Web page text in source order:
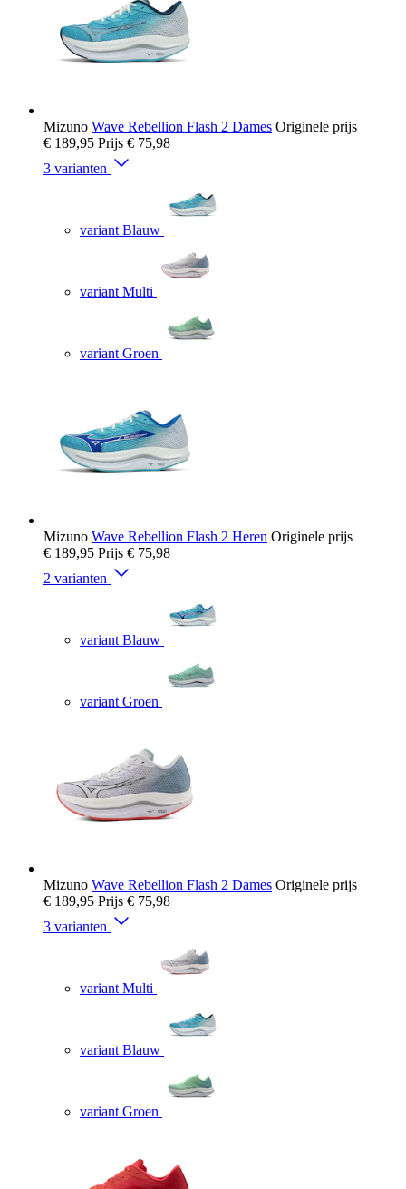
Mizuno Wave Rebellion Flash 2 Dames Originele prijs
€ 189,95 Prijs € 75,98
3 varianten
variant Blauw
variant Multi
variant Groen
Mizuno Wave Rebellion Flash 2 Heren Originele prijs
€ 189,95 Prijs € 75,98
2 varianten
variant Blauw
variant Groen
Mizuno Wave Rebellion Flash 2 Dames Originele prijs
€ 189,95 Prijs € 75,98
3 varianten
variant Multi
variant Blauw
variant Groen